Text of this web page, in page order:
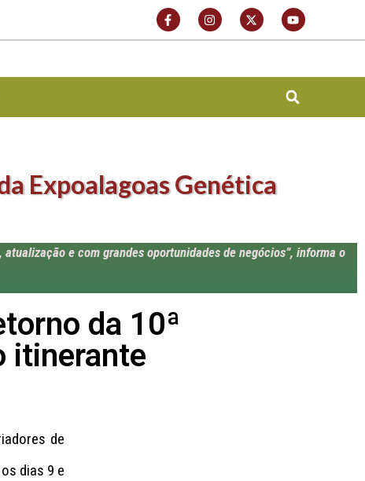
Expoalagoas Genética
e com grandes oportunidades de negócios”, informa o
da 10ª
itinerante
de
dias 9 e